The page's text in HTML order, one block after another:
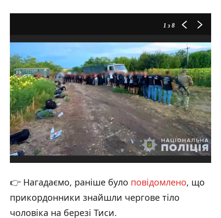
1 з 8
👉 Нагадаємо, раніше було повідомлено, що
прикордонники знайшли чергове тіло
чоловіка на березі Тиси.